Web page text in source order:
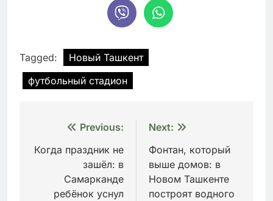
Tagged:
Новый Ташкент
футбольный стадион
Навигация
по
записям
Previous:
Когда праздник не
зашёл: в
Самарканде
ребёнок уснул
Next:
Фонтан, который
выше домов: в
Новом Ташкенте
построят водного